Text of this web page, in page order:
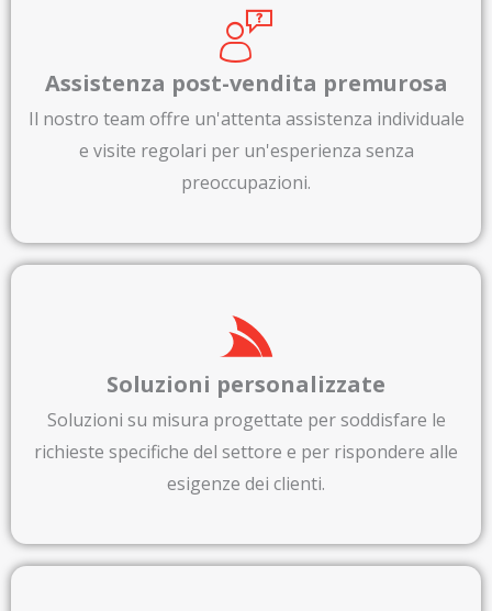
Assistenza post-vendita premurosa
Il nostro team offre un'attenta assistenza individuale
e visite regolari per un'esperienza senza
preoccupazioni.
Soluzioni personalizzate
Soluzioni su misura progettate per soddisfare le
richieste specifiche del settore e per rispondere alle
esigenze dei clienti.